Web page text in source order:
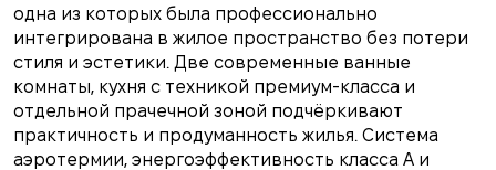
одна из которых была профессионально
интегрирована в жилое пространство без потери
стиля и эстетики. Две современные ванные
комнаты, кухня с техникой премиум-класса и
отдельной прачечной зоной подчёркивают
практичность и продуманность жилья. Система
аэротермии, энергоэффективность класса А и